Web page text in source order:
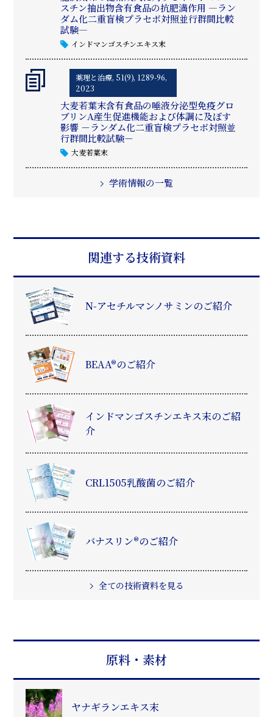
スチン抽出物含有食品の抗肥満作用 ―ラン
ダム化二重盲検プラセボ対照並行群間比較
試験―
インドマンゴスチンエキス末
薬理と治療, 51(9), 1289-96,
2023
大麦若葉末含有食品の唾液分泌型免疫グロ
ブリンA産生促進機能および体調に及ぼす
影響 －ランダム化二重盲検プラセボ対照並
行群間比較試験－
大麦若葉末
学術情報の一覧
関連する技術資料
N-アセチルマンノサミンのご紹介
BEAA®のご紹介
インドマンゴスチンエキス末のご紹
介
CRL1505乳酸菌のご紹介
バナスリン®のご紹介
全ての技術資料を見る
原料・素材
ヤナギランエキス末